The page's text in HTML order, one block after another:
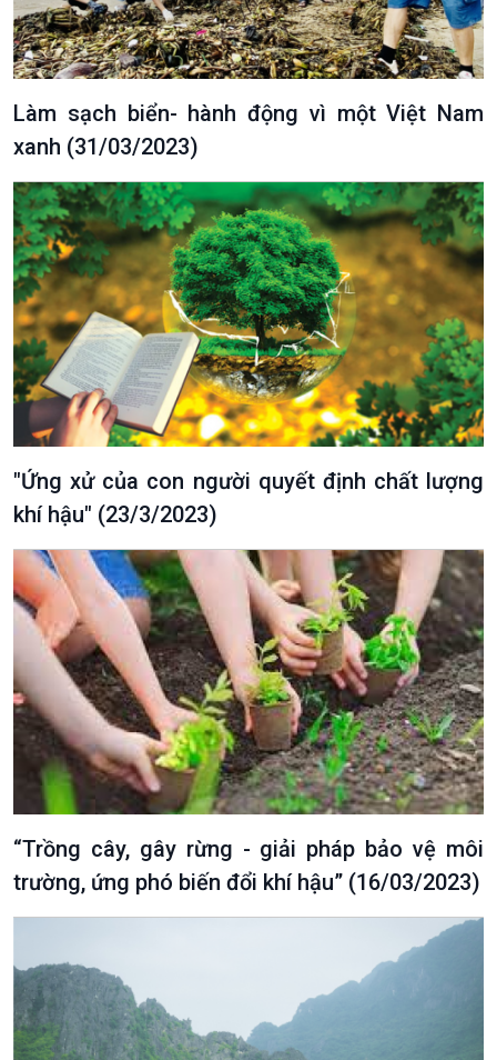
Xã hội
Tin Đời sống & Xã hội
360 độ Sức khỏe
Chuyển đổi Xanh
Tài nguyên và Môi trường
Chuyên gia của bạn
Xã hội chuyển động
Bước chân đến trường
Khoa học & Công nghệ
Tin Khoa học & Công nghệ
khí hậu
Làm sạch biển- hành động vì một Việt Nam
xanh (31/03/2023)
"Ứng xử của con người quyết định chất lượng
khí hậu" (23/3/2023)
“Trồng cây, gây rừng - giải pháp bảo vệ môi
trường, ứng phó biến đổi khí hậu” (16/03/2023)